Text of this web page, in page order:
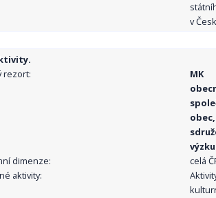
v
rezort:
MK
dimenze:
celá
aktivity: